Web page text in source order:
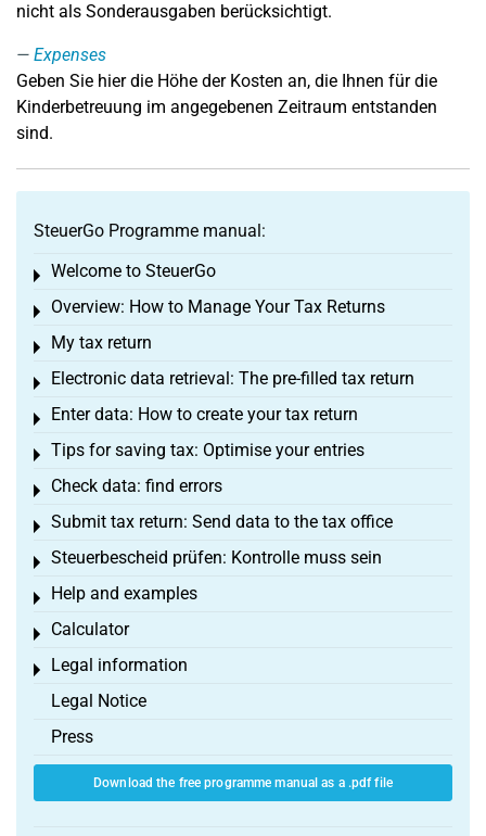
nicht als Sonderausgaben berücksichtigt.
Expenses
Geben Sie hier die Höhe der Kosten an, die Ihnen für die
Kinderbetreuung im angegebenen Zeitraum entstanden
sind.
SteuerGo Programme manual:
Welcome to SteuerGo
Toggle menu
Overview: How to Manage Your Tax Returns
Toggle menu
My tax return
Toggle menu
Electronic data retrieval: The pre-filled tax return
Toggle menu
Enter data: How to create your tax return
Toggle menu
Tips for saving tax: Optimise your entries
Toggle menu
Check data: find errors
Toggle menu
Submit tax return: Send data to the tax office
Toggle menu
Steuerbescheid prüfen: Kontrolle muss sein
Toggle menu
Help and examples
Toggle menu
Calculator
Toggle menu
Legal information
Toggle menu
Legal Notice
Press
Download the free programme manual as a .pdf file